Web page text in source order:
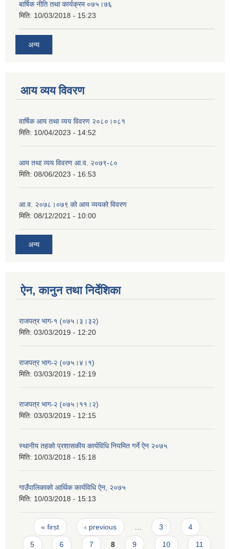
बार्षिक नीति तथा कार्यक्रम ०७५।७६
मिति: 10/03/2018 - 15:23
अन्य
आय व्यय विवरण
वार्षिक आय तथा व्यय विवरण २०८०।०८१
मिति: 10/04/2023 - 14:52
आय तथा व्यय विवरण आ.व. २०७९-८०
मिति: 08/06/2023 - 16:53
आ.व. २०७८।०७९ को आय व्ययको विवरण
मिति: 08/12/2021 - 10:00
अन्य
ऐन, कानुन तथा निर्देशिका
राजपत्र भाग-१ (०७५।३।३२)
मिति: 03/03/2019 - 12:20
राजपत्र भाग-२ (०७५।४।१)
मिति: 03/03/2019 - 12:19
राजपत्र भाग-२ (०७५।११।२)
मिति: 03/03/2019 - 12:15
स्थानीय तहको प्रशासकीय कार्यविधि नियमित गर्ने ऐन २०७५
मिति: 10/03/2018 - 15:18
गाउँपालिकाको आर्थिक कार्यविधि ऐन, २०७५
मिति: 10/03/2018 - 15:13
Pages
« first ‹ previous 3 4
5 6 7 8 9 10 11